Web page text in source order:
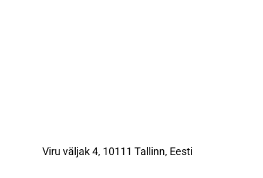
Viru väljak 4, 10111 Tallinn, Eesti